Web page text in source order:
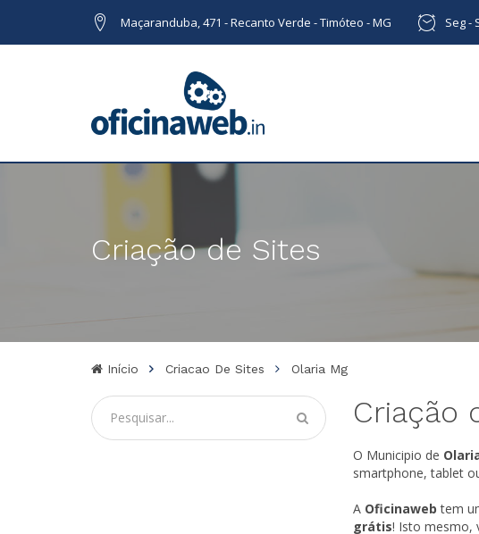
Maçaranduba, 471 - Recanto Verde - Timóteo - MG Seg -
Criação de Sites
Início Criacao De Sites Olaria Mg
Criação
O Municipio de
smartphone, tablet
A Oficinaweb tem
grátis! Isto mesmo,